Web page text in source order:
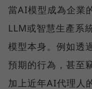
當AI模型成為企業
LLM或智慧生產系
模型本身。例如透
預期的行為，甚至
加上近年AI代理人